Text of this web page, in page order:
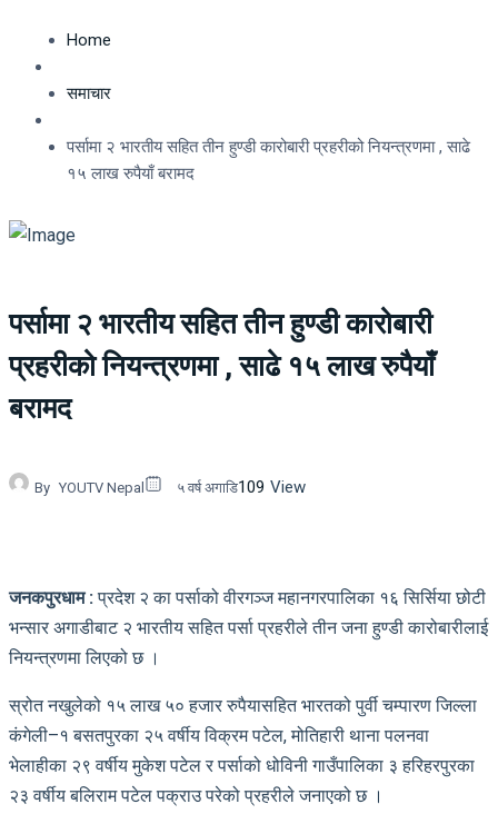
Home
समाचार
पर्सामा २ भारतीय सहित तीन हुण्डी कारोबारी प्रहरीको नियन्त्रणमा , साढे
१५ लाख रुपैयाँ बरामद
पर्सामा २ भारतीय सहित तीन हुण्डी कारोबारी
प्रहरीको नियन्त्रणमा , साढे १५ लाख रुपैयाँ
बरामद
By YOUTV Nepal ५ वर्ष अगाडि109 View
जनकपुरधाम :प्रदेश २ का पर्साको वीरगञ्ज महानगरपालिका १६ सिर्सिया छोटी
भन्सार अगाडीबाट २ भारतीय सहित पर्सा प्रहरीले तीन जना हुण्डी कारोबारीलाई
नियन्त्रणमा लिएको छ ।
स्रोत नखुलेको १५ लाख ५० हजार रुपैयासहित भारतको पुर्वी चम्पारण जिल्ला
कंगेली–१ बसतपुरका २५ वर्षीय विक्रम पटेल, मोतिहारी थाना पलनवा
भेलाहीका २९ वर्षीय मुकेश पटेल र पर्साको धोविनी गाउँपालिका ३ हरिहरपुरका
२३ वर्षीय बलिराम पटेल पक्राउ परेको प्रहरीले जनाएको छ ।